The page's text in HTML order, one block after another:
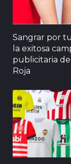
Sangrar por
la exitosa
publicitaria
Roja